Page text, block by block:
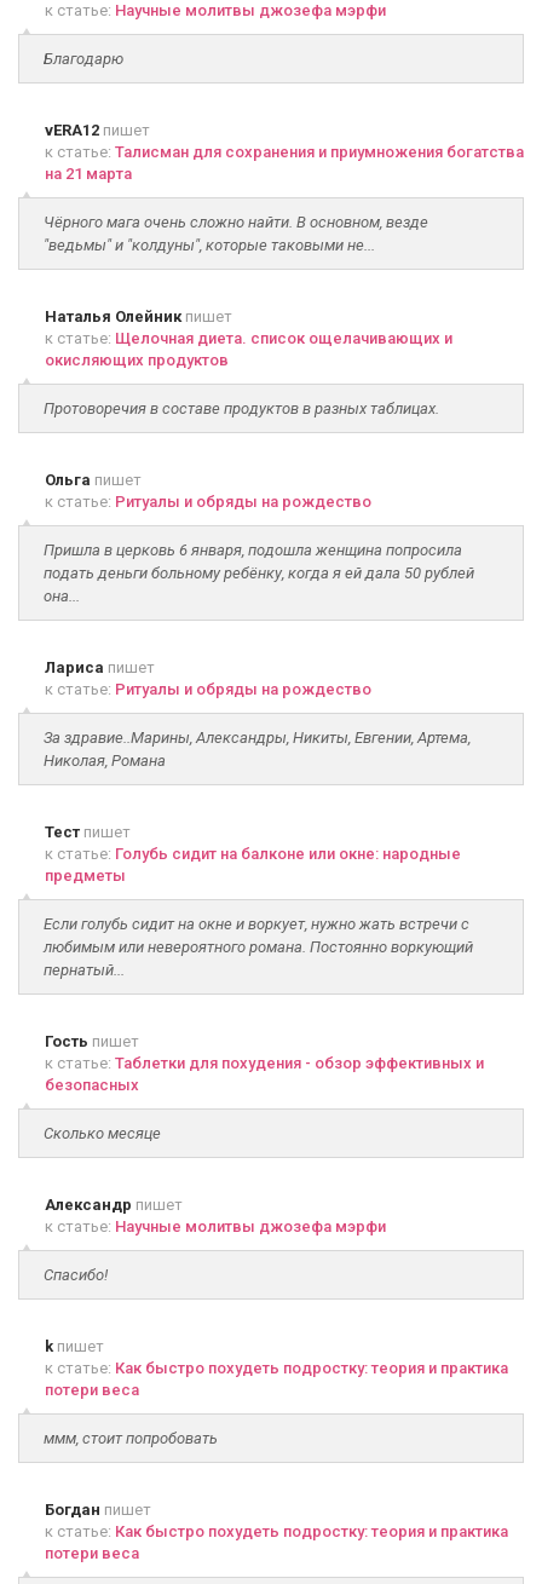
к статье: Научные молитвы джозефа мэрфи
Благодарю
vERA12 пишет
к статье: Талисман для сохранения и приумножения богатства
на 21 марта
Чёрного мага очень сложно найти. В основном, везде
"ведьмы" и "колдуны", которые таковыми не...
Наталья Олейникпишет
к статье: Щелочная диета. список ощелачивающих и
окисляющих продуктов
Протоворечия в составе продуктов в разных таблицах.
Ольга пишет
к статье: Ритуалы и обряды на рождество
Пришла в церковь 6 января, подошла женщина попросила
подать деньги больному ребёнку, когда я ей дала 50 рублей
она...
Лариса пишет
к статье: Ритуалы и обряды на рождество
За здравие..Марины, Александры, Никиты, Евгении, Артема,
Николая, Романа
Тест пишет
к статье: Голубь сидит на балконе или окне: народные
предметы
Если голубь сидит на окне и воркует, нужно жать встречи с
любимым или невероятного романа. Постоянно воркующий
пернатый...
Гость пишет
к статье: Таблетки для похудения - обзор эффективных и
безопасных
Сколько месяце
Александр пишет
к статье: Научные молитвы джозефа мэрфи
Спасибо!
k пишет
к статье: Как быстро похудеть подростку: теория и практика
потери веса
ммм, стоит попробовать
Богдан пишет
к статье: Как быстро похудеть подростку: теория и практика
потери веса